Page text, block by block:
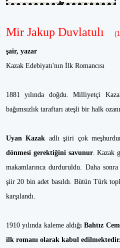
Mir Jakup Duvlatulı
şair, yazar
Kazak Edebiyatı'nın İlk Romancısı
1881 yılında doğdu. Milliyetçi
bağımsızlık taraftarı ateşli bir halk
Uyan Kazak adlı şiiri çok
dönmesi gerektiğini savunur. Kazak
makamlarınca durduruldu. Daha
şiir 20 bin adet basıldı. Bütün Türk
karşılandı.
1910 yılında kaleme aldığıBahtız
ilk romanı olarak kabul edilmektedir.